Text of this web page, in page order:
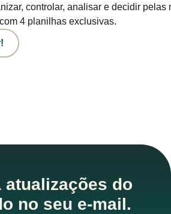
controlar, analisar e decidir
4 planilhas exclusivas.
atualizações do
no seu e-mail.